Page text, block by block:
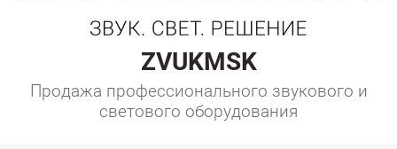
ZVUKMSK
Продажа профессионального звукового и
светового оборудования